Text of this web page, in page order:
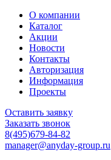
О компании
Каталог
Акции
Новости
Контакты
Авторизация
Информация
Проекты
Оставить заявку
Заказать звонок
8(495)679-84-82
manager@anyday-group.ru